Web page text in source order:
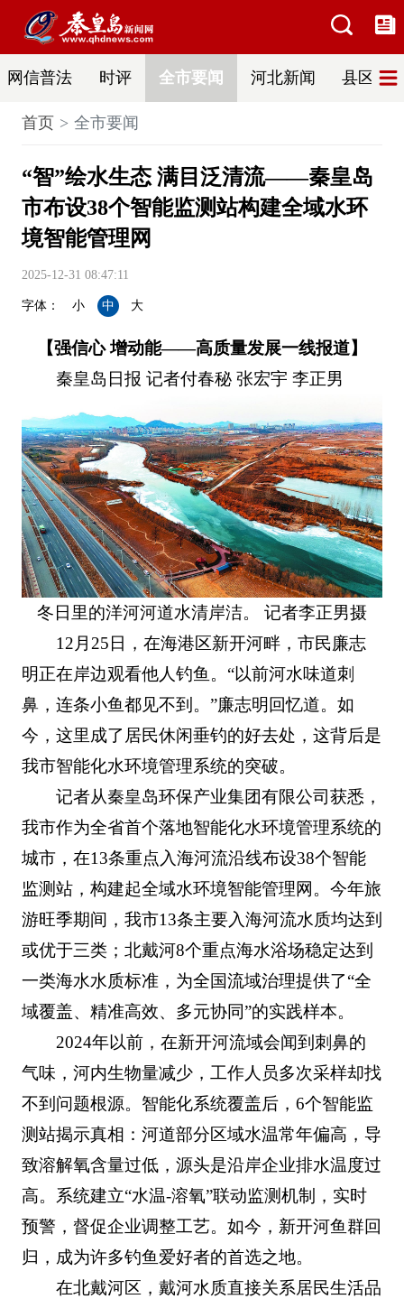
网信普法 时评 全市要闻 河北新闻 县区热
首页 全市要闻
“智”绘水生态 满目泛清流——秦皇岛
市布设38个智能监测站构建全域水环
境智能管理网
2025-12-31 08:47:11
字体： 小 中 大
【强信心 增动能——高质量发展一线报道】
秦皇岛日报 记者付春秘 张宏宇 李正男
冬日里的洋河河道水清岸洁。 记者李正男摄
12月25日，在海港区新开河畔，市民廉志
明正在岸边观看他人钓鱼。“以前河水味道刺
鼻，连条小鱼都见不到。”廉志明回忆道。如
今，这里成了居民休闲垂钓的好去处，这背后是
我市智能化水环境管理系统的突破。
记者从秦皇岛环保产业集团有限公司获悉，
我市作为全省首个落地智能化水环境管理系统的
城市，在13条重点入海河流沿线布设38个智能
监测站，构建起全域水环境智能管理网。今年旅
游旺季期间，我市13条主要入海河流水质均达到
或优于三类；北戴河8个重点海水浴场稳定达到
一类海水水质标准，为全国流域治理提供了“全
域覆盖、精准高效、多元协同”的实践样本。
2024年以前，在新开河流域会闻到刺鼻的
气味，河内生物量减少，工作人员多次采样却找
不到问题根源。智能化系统覆盖后，6个智能监
测站揭示真相：河道部分区域水温常年偏高，导
致溶解氧含量过低，源头是沿岸企业排水温度过
高。系统建立“水温-溶氧”联动监测机制，实时
预警，督促企业调整工艺。如今，新开河鱼群回
归，成为许多钓鱼爱好者的首选之地。
在北戴河区，戴河水质直接关系居民生活品